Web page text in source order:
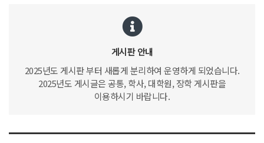
게시판 안내
2025년도 게시판 부터 새롭게 분리하여 운영하게 되었습니다.
2025년도 게시글은 공통, 학사, 대학원, 장학 게시판을
이용하시기 바랍니다.